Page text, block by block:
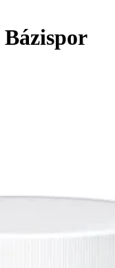
Bázispor